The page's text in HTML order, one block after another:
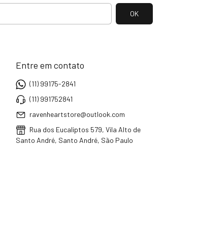
Entre em contato
(11) 99175-2841
(11) 991752841
ravenheartstore@outlook.com
Rua dos Eucaliptos 579, Vila Alto de
Santo André, Santo André, São Paulo